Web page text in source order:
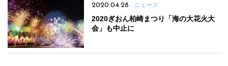
2020.04.28 ニュース
2020ぎおん柏崎まつり「海の大花火大
会」も中止に